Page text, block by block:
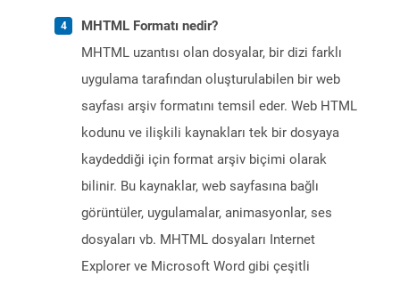
MHTML Formatı nedir?
MHTML uzantısı olan dosyalar, bir dizi farklı
uygulama tarafından oluşturulabilen bir web
sayfası arşiv formatını temsil eder. Web HTML
kodunu ve ilişkili kaynakları tek bir dosyaya
kaydeddiği için format arşiv biçimi olarak
bilinir. Bu kaynaklar, web sayfasına bağlı
görüntüler, uygulamalar, animasyonlar, ses
dosyaları vb. MHTML dosyaları Internet
Explorer ve Microsoft Word gibi çeşitli